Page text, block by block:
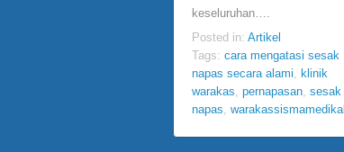
keseluruhan….
Posted in: Artikel
Tags: cara mengatasi sesak
napas secara alami
klinik
warakas pernapasan sesak
napas warakassismamedikal